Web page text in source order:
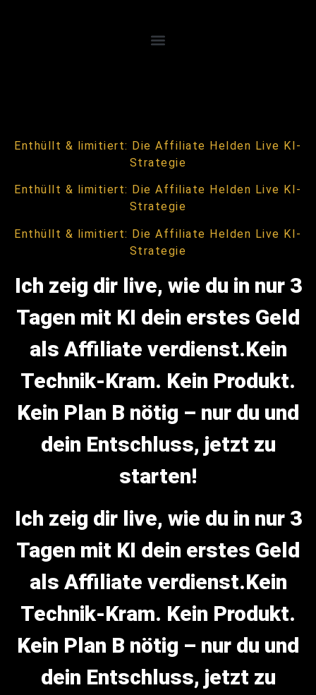
Enthüllt & limitiert: Die Affiliate Helden Live KI-
Strategie
Enthüllt & limitiert: Die Affiliate Helden Live KI-
Strategie
Enthüllt & limitiert: Die Affiliate Helden Live KI-
Strategie
Ich zeig dir live, wie du in nur 3
Tagen mit KI dein erstes Geld
als Affiliate verdienst.Kein
Technik-Kram. Kein Produkt.
Kein Plan B nötig – nur du und
dein Entschluss, jetzt zu
starten!
Ich zeig dir live, wie du in nur 3
Tagen mit KI dein erstes Geld
als Affiliate verdienst.Kein
Technik-Kram. Kein Produkt.
Kein Plan B nötig – nur du und
dein Entschluss, jetzt zu